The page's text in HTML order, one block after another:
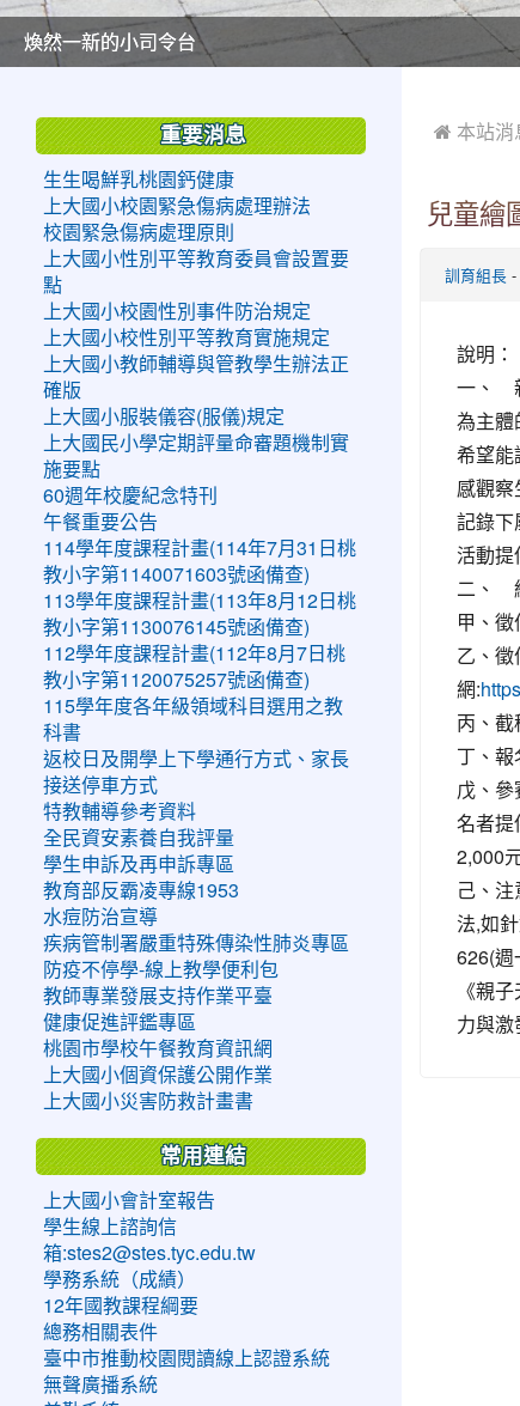
美麗的操場是我們活力的來源
美麗的操場是我們活力的來源
煥然一新的小司令台
煥然一新的小司令台
富含桃園埤塘田園風光意象的中廊
富含桃園埤塘田園風光意象的中廊
嶄新的中庭廣場
嶄新的中庭廣場
水生池生生不息
水生池生生不息
 本站消
兒童繪
訓育組長 -
說明：
一、
為主體
希望能
感觀
記錄下
活動
二、
甲、
乙、
網:
丙、
丁、報
戊、
名者提
2,000
己、
法,如
626(週
《親
力與
重要消息
生生喝鮮乳桃園鈣健康
上大國小校園緊急傷病處理辦法
校園緊急傷病處理原則
上大國小性別平等教育委員會設置要
點
上大國小校園性別事件防治規定
上大國小校性別平等教育實施規定
上大國小教師輔導與管教學生辦法正
確版
上大國小服裝儀容(服儀)規定
上大國民小學定期評量命審題機制實
施要點
60週年校慶紀念特刊
午餐重要公告
114學年度課程計畫(114年7月31日桃
教小字第1140071603號函備查)
113學年度課程計畫(113年8月12日桃
教小字第1130076145號函備查)
112學年度課程計畫(112年8月7日桃
教小字第1120075257號函備查)
115學年度各年級領域科目選用之教
科書
返校日及開學上下學通行方式、家長
接送停車方式
特教輔導參考資料
全民資安素養自我評量
學生申訴及再申訴專區
教育部反霸凌專線1953
水痘防治宣導
疾病管制署嚴重特殊傳染性肺炎專區
防疫不停學-線上教學便利包
教師專業發展支持作業平臺
健康促進評鑑專區
桃園市學校午餐教育資訊網
上大國小個資保護公開作業
上大國小災害防救計畫書
常用連結
上大國小會計室報告
學生線上諮詢信
箱:stes2@stes.tyc.edu.tw
學務系統（成績）
12年國教課程綱要
總務相關表件
臺中市推動校園閱讀線上認證系統
無聲廣播系統